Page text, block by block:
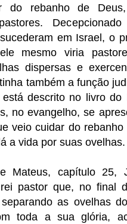
do rebanho de
em Israel, o
mesmo viria
dispersas e
também a função
descrito no livro do
no evangelho, se
veio cuidar do
a vida por suas ovelhas.
Mateus, capítulo 25,
pastor que, no final
as ovelhas
toda a sua glória,